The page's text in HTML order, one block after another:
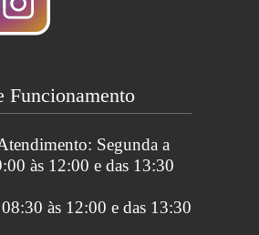
Funcionamento
Segunda a
às 12:00 e das 13:30
às 12:00 e das 13:30